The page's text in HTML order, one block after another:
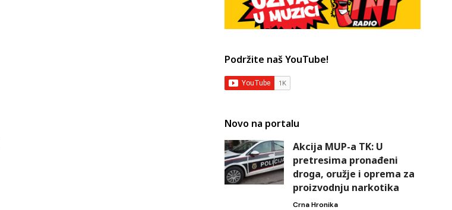
Podržite naš YouTube!
Novo na portalu
Akcija MUP-a TK: U
pretresima pronađeni
droga, oružje i oprema za
proizvodnju narkotika
Crna Hronika